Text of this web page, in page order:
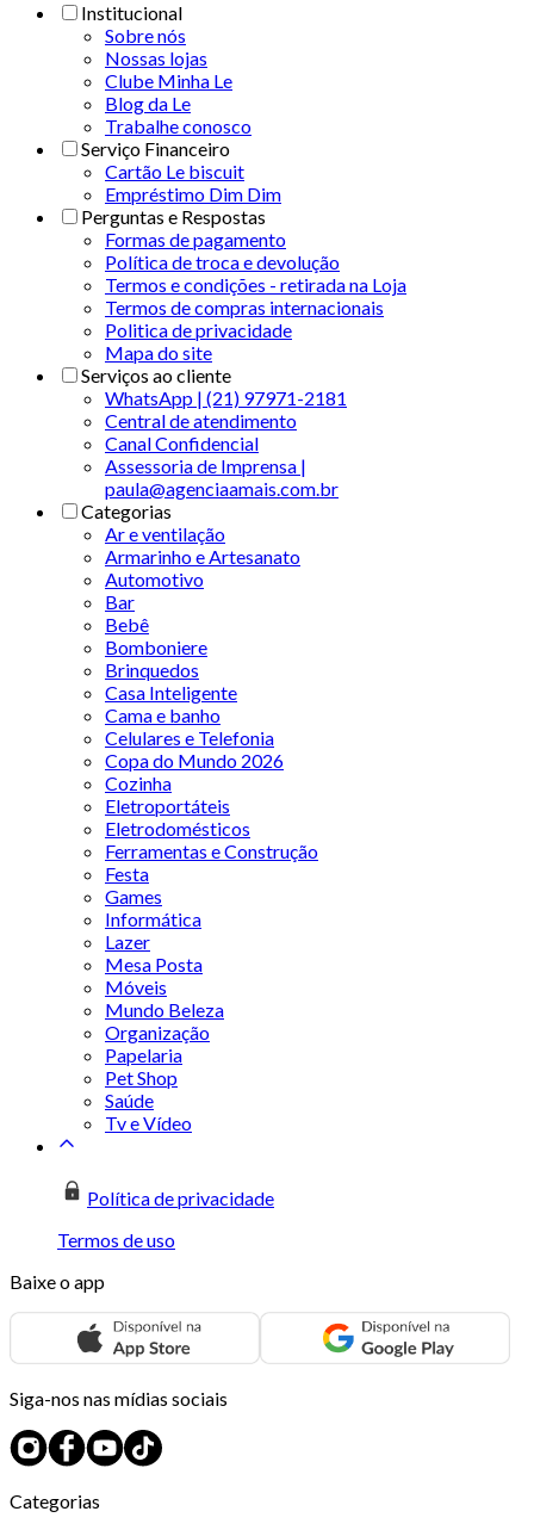
Institucional
Sobre nós
Nossas lojas
Clube Minha Le
Blog da Le
Trabalhe conosco
Serviço Financeiro
Cartão Le biscuit
Empréstimo Dim Dim
Perguntas e Respostas
Formas de pagamento
Política de troca e devolução
Termos e condições - retirada na Loja
Termos de compras internacionais
Politica de privacidade
Mapa do site
Serviços ao cliente
WhatsApp | (21) 97971-2181
Central de atendimento
Canal Confidencial
Assessoria de Imprensa |
paula@agenciaamais.com.br
Categorias
Ar e ventilação
Armarinho e Artesanato
Automotivo
Bar
Bebê
Bomboniere
Brinquedos
Casa Inteligente
Cama e banho
Celulares e Telefonia
Copa do Mundo 2026
Cozinha
Eletroportáteis
Eletrodomésticos
Ferramentas e Construção
Festa
Games
Informática
Lazer
Mesa Posta
Móveis
Mundo Beleza
Organização
Papelaria
Pet Shop
Saúde
Tv e Vídeo
Política de privacidade
Termos de uso
Baixe o app
Siga-nos nas mídias sociais
Categorias